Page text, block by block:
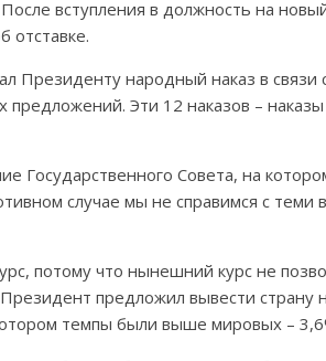
вступления в должность на
отставке.
Президенту народный наказ в связи
Эти 12 наказов –
Государственного Совета, на
случае мы не справимся с теми
потому что нынешний курс не
предложил вывести страну
темпы были выше мировых –